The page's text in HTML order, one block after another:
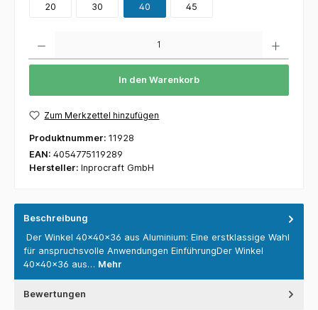
20 30 40 45
In den Warenkorb
Zum Merkzettel hinzufügen
Produktnummer: 11928
EAN: 4054775119289
Hersteller: Inprocraft GmbH
Beschreibung
Der Winkel 40x40x36 aus Aluminium: Eine erstklassige Wahl
für anspruchsvolle Anwendungen EinführungDer Winkel
40x40x36 aus… Mehr
Bewertungen